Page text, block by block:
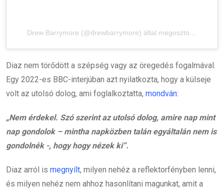
Drew Barrymore (@drewbarrymore) által megosztott bejegyzés
Diaz nem törődött a szépség vagy az öregedés fogalmával.
Egy 2022-es BBC-interjúban azt nyilatkozta, hogy a külseje
volt az utolsó dolog, ami foglalkoztatta, mondván:
„Nem érdekel. Szó szerint az utolsó dolog, amire nap mint
nap gondolok – mintha napközben talán egyáltalán nem is
gondolnék -, hogy hogy nézek ki”.
Diaz arról is megnyílt, milyen nehéz a reflektorfényben lenni,
és milyen nehéz nem ahhoz hasonlítani magunkat, amit a